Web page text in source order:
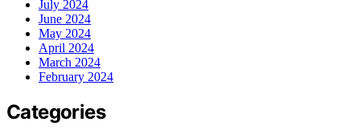
July 2024
June 2024
May 2024
April 2024
March 2024
February 2024
Categories